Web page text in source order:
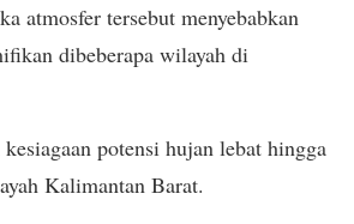
atmosfer tersebut menyebabkan
dibeberapa wilayah di
potensi hujan lebat hingga
Kalimantan Barat.